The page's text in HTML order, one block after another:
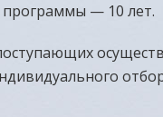
— 10 лет.